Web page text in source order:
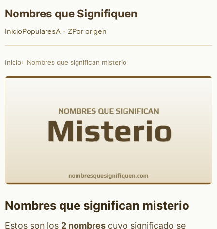
Nombres que Signifiquen
InicioPopularesA - ZPor origen
Inicio Nombres que significan misterio
Nombres que significan misterio
Estos son los 2 nombrescuyo significado se